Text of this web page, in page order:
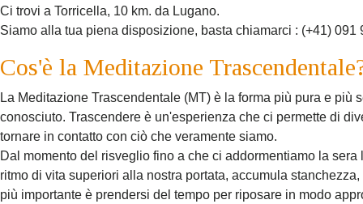
Ci trovi a Torricella, 10 km. da Lugano.
Siamo alla tua piena disposizione, basta chiamarci : (+41) 091
Cos'è la Meditazione
La Meditazione Trascendentale (MT) è la forma più pura e più
conosciuto. Trascendere è un'esperienza che ci permette di
tornare in contatto con ciò che veramente siamo.
Dal momento del risveglio fino a che ci addormentiamo la
ritmo di vita superiori alla nostra portata, accumula
più importante è prendersi del tempo per riposare in modo